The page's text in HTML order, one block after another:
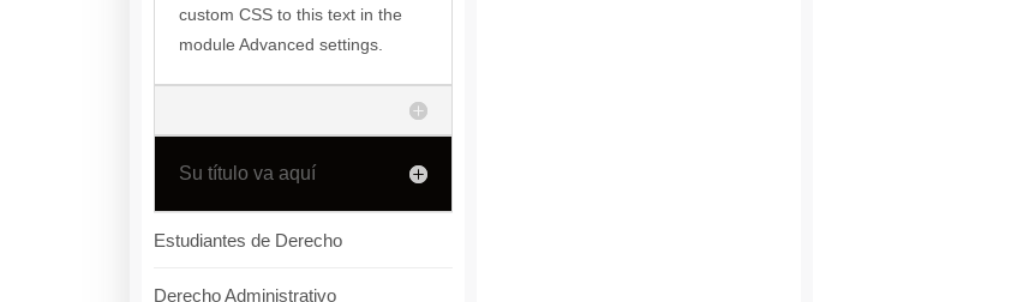
custom CSS to this text in the
module Advanced settings.
Su título va aquí
Estudiantes de Derecho
Derecho Administrativo